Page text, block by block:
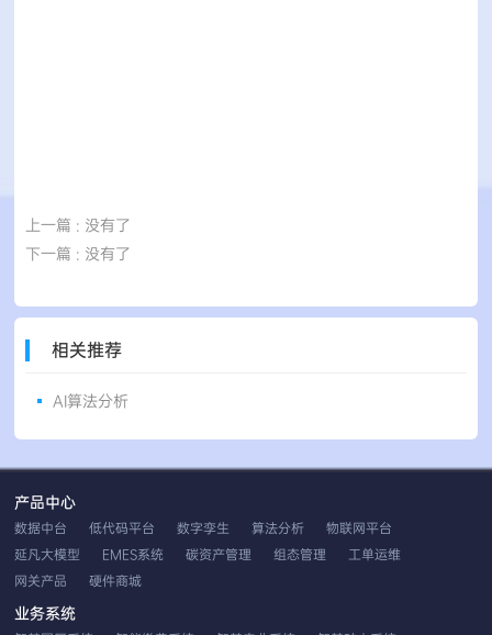
上一篇 : 没有了
下一篇 : 没有了
相关推荐
AI算法分析
产品中心
数据中台 低代码平台 数字孪生 算法分析
物联网平台
延凡大模型
EMES系统 碳资产管理 组态管理
工单运维
网关产品
硬件商城
业务系统